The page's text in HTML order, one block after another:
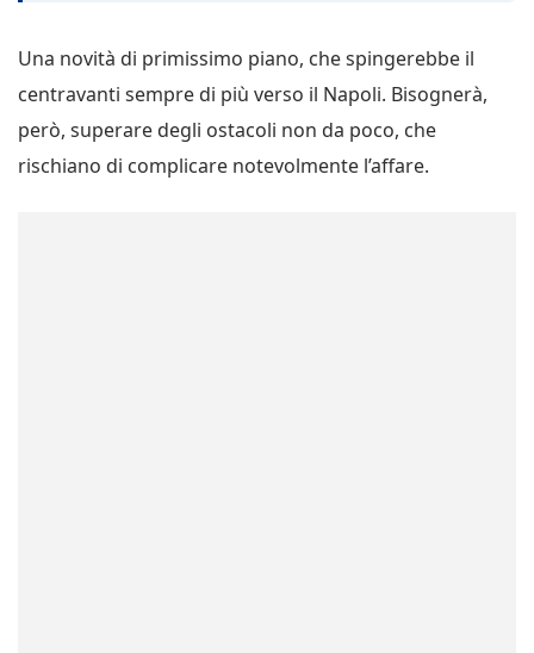
Una novità di primissimo piano, che spingerebbe il
centravanti sempre di più verso il Napoli. Bisognerà,
però, superare degli ostacoli non da poco, che
rischiano di complicare notevolmente l’affare.